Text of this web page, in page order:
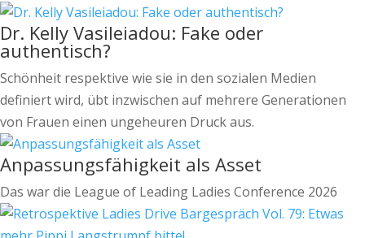
Dr. Kelly Vasileiadou: Fake oder
authentisch?
Schönheit respektive wie sie in den sozialen Medien
definiert wird, übt inzwischen auf mehrere Generationen
von Frauen einen ungeheuren Druck aus.
Anpassungsfähigkeit als Asset
Das war die League of Leading Ladies Conference 2026